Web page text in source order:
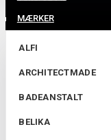
MÆRKER
ALFI
ARCHITECTMADE
BADEANSTALT
BELIKA